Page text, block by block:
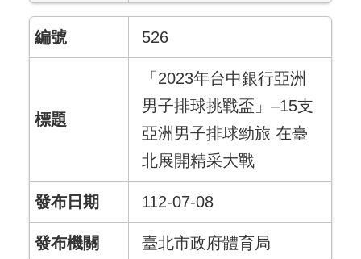
526
「2023年台中銀行亞洲
男子排球挑戰盃」–15支
亞洲男子排球勁旅 在臺
北展開精采大戰
112-07-08
臺北市政府體育局